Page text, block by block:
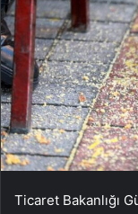
Ticaret Bakanlığı